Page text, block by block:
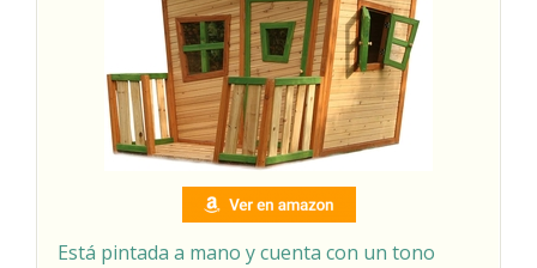
Está pintada a mano y cuenta con un tono